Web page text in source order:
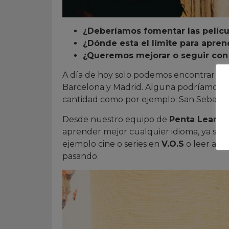
¿Deberíamos fomentar las
¿Dónde esta el límite para
¿Queremos mejorar o seguir
A día de hoy solo podemos encontrar
Barcelona y Madrid. Alguna podríamos
cantidad como por ejemplo: San
Desde nuestro equipo de Penta
aprender mejor cualquier idioma, ya
ejemplo cine o series en V.O.S o leer
pasando.